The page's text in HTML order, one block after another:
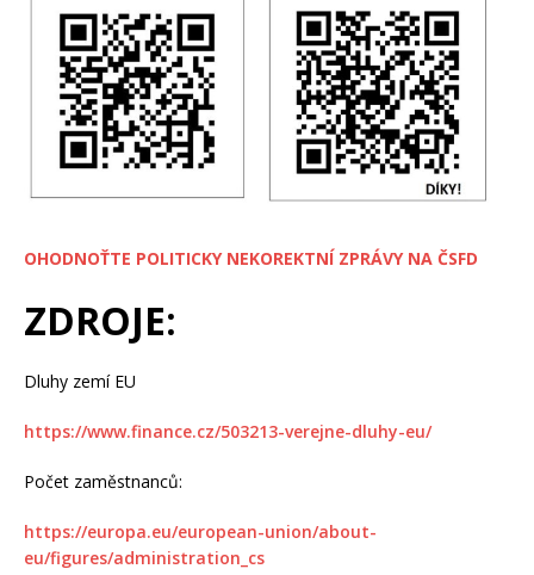
OHODNOŤTE POLITICKY NEKOREKTNÍ ZPRÁVY NA ČSFD
ZDROJE:
Dluhy zemí EU
https://www.finance.cz/503213-verejne-dluhy-eu/
Počet zaměstnanců:
https://europa.eu/european-union/about-
eu/figures/administration_cs